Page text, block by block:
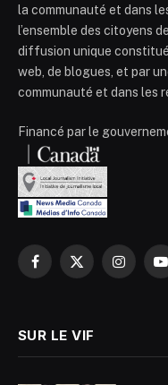
la communauté et dans
l’ensemble des citoyens
diffusion unique
web, de blogues, et par
communauté et dans les
Financé par le
Facebook
X
SUR LE VIF